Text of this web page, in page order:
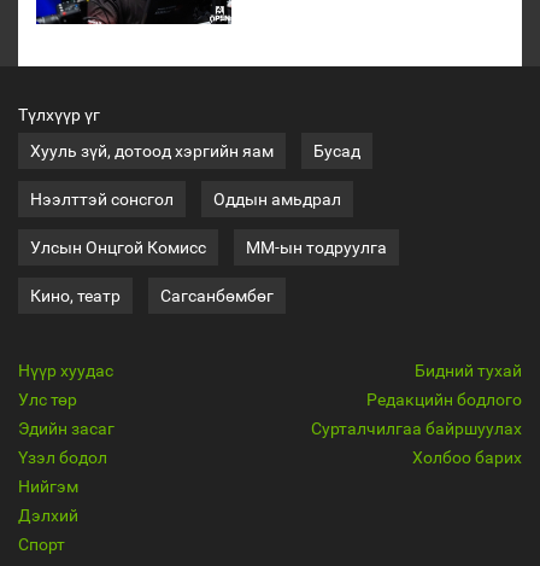
Түлхүүр үг
Хууль зүй, дотоод хэргийн яам
Бусад
Нээлттэй сонсгол Оддын амьдрал
Улсын Онцгой Комисс ММ-ын тодруулга
Кино, театр Сагсанбөмбөг
Нүүр хуудас
Улс төр
Эдийн засаг
Үзэл бодол
Нийгэм
Дэлхий
Спорт
Бидний тухай
Редакцийн бодлого
Сурталчилгаа байршуулах
Холбоо барих